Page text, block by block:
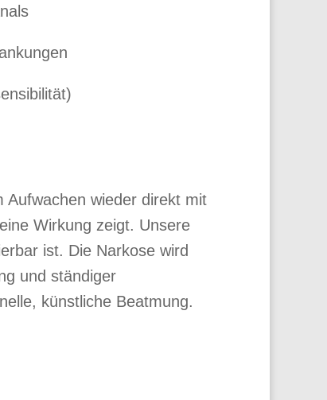
Aufwachen wieder direkt mit
Wirkung zeigt. Unsere
ist. Die Narkose wird
und ständiger
künstliche Beatmung.